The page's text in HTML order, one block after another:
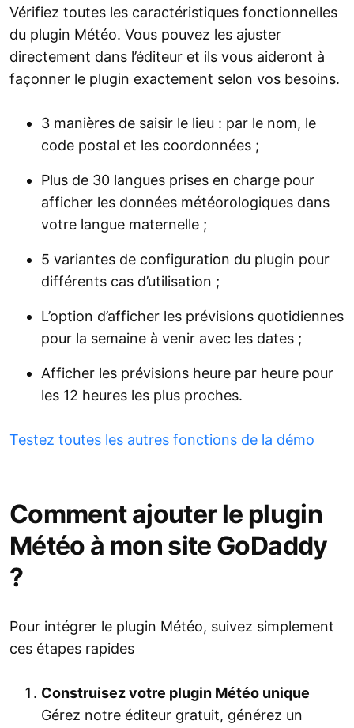
Vérifiez toutes les caractéristiques fonctionnelles
du plugin Météo. Vous pouvez les ajuster
directement dans l’éditeur et ils vous aideront à
façonner le plugin exactement selon vos besoins.
3 manières de saisir le lieu : par le nom, le
code postal et les coordonnées ;
Plus de 30 langues prises en charge pour
afficher les données météorologiques dans
votre langue maternelle ;
5 variantes de configuration du plugin pour
différents cas d’utilisation ;
L’option d’afficher les prévisions quotidiennes
pour la semaine à venir avec les dates ;
Afficher les prévisions heure par heure pour
les 12 heures les plus proches.
Testez toutes les autres fonctions de la démo
Comment ajouter le plugin
Météo à mon site GoDaddy
?
Pour intégrer le plugin Météo, suivez simplement
ces étapes rapides
Construisez votre plugin Météo unique
Gérez notre éditeur gratuit, générez un